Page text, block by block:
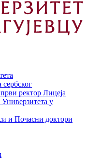
ректор Лицеја
у
и Почасни доктори